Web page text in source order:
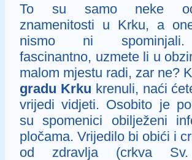
To su samo neke
znamenitosti u Krku, a
nismo ni
fascinantno, uzmete li u
malom mjestu radi, zar ne?
gradu Krku krenuli, naći
vrijedi vidjeti. Osobito je
su spomenici obilježeni
pločama. Vrijedilo bi obići i
od zdravlja (crkva Sv.